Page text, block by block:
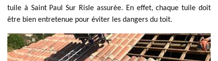
tuile à Saint Paul Sur Risle assurée. En effet, chaque tuile doit
être bien entretenue pour éviter les dangers du toit.